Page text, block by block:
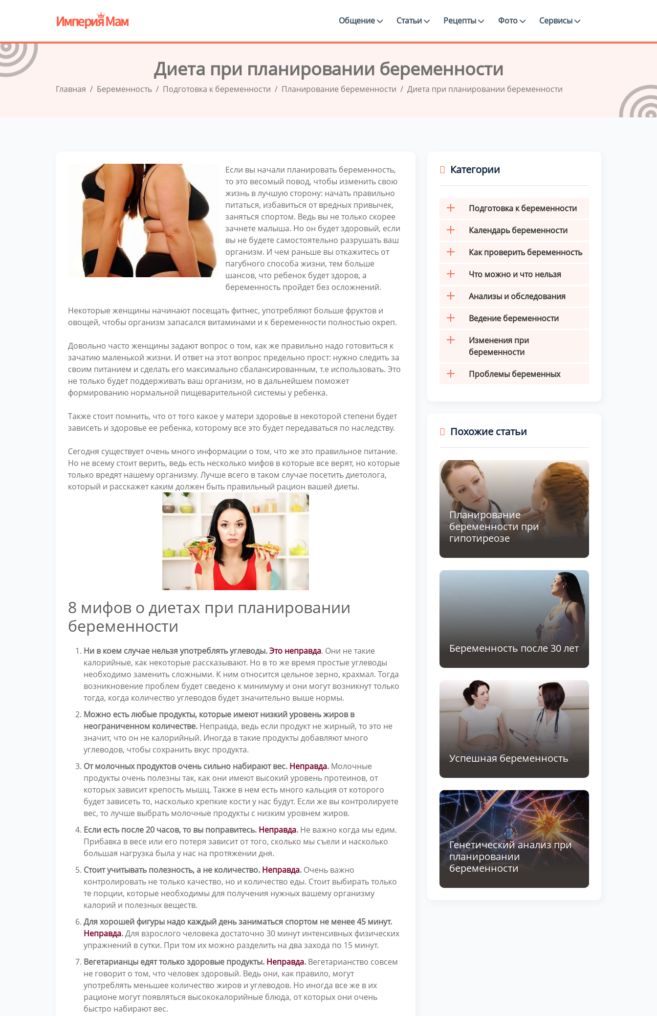
Общение Статьи Рецепты Фото Сервисы
Диета при планировании беременности
Главная Беременность Подготовка к беременности Планирование беременности Диета при планировании беременности
Если вы начали планировать беременность,
то это весомый повод, чтобы изменить свою
жизнь в лучшую сторону: начать правильно
питаться, избавиться от вредных привычек,
заняться спортом. Ведь вы не только скорее
зачнете малыша. Но он будет здоровый, если
вы не будете самостоятельно разрушать ваш
организм. И чем раньше вы откажитесь от
пагубного способа жизни, тем больше
шансов, что ребенок будет здоров, а
беременность пройдет без осложнений.
Некоторые женщины начинают посещать фитнес, употребляют больше фруктов и
овощей, чтобы организм запасался витаминами и к беременности полностью окреп.
Довольно часто женщины задают вопрос о том, как же правильно надо готовиться к
зачатию маленькой жизни. И ответ на этот вопрос предельно прост: нужно следить за
своим питанием и сделать его максимально сбалансированным, т.е использовать. Это
не только будет поддерживать ваш организм, но в дальнейшем поможет
формированию нормальной пищеварительной системы у ребенка.
Также стоит помнить, что от того какое у матери здоровье в некоторой степени будет
зависеть и здоровье ее ребенка, которому все это будет передаваться по наследству.
Сегодня существует очень много информации о том, что же это правильное питание.
Но не всему стоит верить, ведь есть несколько мифов в которые все верят, но которые
только вредят нашему организму. Лучше всего в таком случае посетить диетолога,
который и расскажет каким должен быть правильный рацион вашей диеты.
8 мифов о диетах при планировании
беременности
Ни в коем случае нельзя употреблять углеводы.Это неправда. Они не такие
калорийные, как некоторые рассказывают. Но в то же время простые углеводы
необходимо заменить сложными. К ним относится цельное зерно, крахмал. Тогда
возникновение проблем будет сведено к минимуму и они могут возникнут только
тогда, когда количество углеводов будет значительно выше нормы.
Можно есть любые продукты, которые имеют низкий уровень жиров в
неограниченном количестве. Неправда, ведь если продукт не жирный, то это не
значит, что он не калорийный. Иногда в такие продукты добавляют много
углеводов, чтобы сохранить вкус продукта.
От молочных продуктов очень сильно набирают вес. Неправда. Молочные
продукты очень полезны так, как они имеют высокий уровень протеинов, от
которых зависит крепость мышц. Также в нем есть много кальция от которого
будет зависеть то, насколько крепкие кости у нас будут. Если же вы контролируете
вес, то лучше выбрать молочные продукты с низким уровнем жиров.
Если есть после 20 часов, то вы поправитесь. Неправда. Не важно когда мы едим.
Прибавка в весе или его потеря зависит от того, сколько мы съели и насколько
большая нагрузка была у нас на протяжении дня.
Стоит учитывать полезность, а не количество. Неправда. Очень важно
контролировать не только качество, но и количество еды. Стоит выбирать только
те порции, которые необходимы для получения нужных вашему организму
калорий и полезных веществ.
Для хорошей фигуры надо каждый день заниматься спортом не менее 45 минут.
Неправда.Для взрослого человека достаточно 30 минут интенсивных физических
упражнений в сутки. При том их можно разделить на два захода по 15 минут.
Вегетарианцы едят только здоровые продукты. Неправда. Вегетарианство совсем
не говорит о том, что человек здоровый. Ведь они, как правило, могут
употреблять меньшее количество жиров и углеводов. Но иногда все же в их
рационе могут появляться высококалорийные блюда, от которых они очень
быстро набирают вес.
Категории
Подготовка к беременности
Календарь беременности
Как проверить беременность
Что можно и что нельзя
Анализы и обследования
Ведение беременности
Изменения при
беременности
Проблемы беременных
Похожие статьи
Планирование
беременности при
гипотиреозе
Беременность после 30 лет
Успешная беременность
Генетический анализ при
планировании
беременности